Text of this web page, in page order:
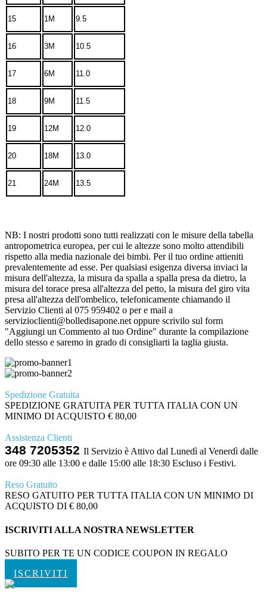
15 1M 9.5
16 3M 10.5
17 6M 11.0
18 9M 11.5
19 12M 12.0
20 18M 13.0
21 24M 13.5
NB: I nostri prodotti sono tutti realizzati con le misure della tabella
antropometrica europea, per cui le altezze sono molto attendibili
rispetto alla media nazionale dei bimbi. Per il tuo ordine attieniti
prevalentemente ad esse. Per qualsiasi esigenza diversa inviaci la
misura dell'altezza, la misura da spalla a spalla presa da dietro, la
misura del torace presa all'altezza del petto, la misura del giro vita
presa all'altezza dell'ombelico, telefonicamente chiamando il
Servizio Clienti al 075 959402 o per e mail a
servizioclienti@bolledisapone.net oppure scrivilo sul form
"Aggiungi un Commento al tuo Ordine" durante la compilazione
dello stesso e saremo in grado di consigliarti la taglia giusta.
Spedizione Gratuita
SPEDIZIONE GRATUITA PER TUTTA ITALIA CON UN
MINIMO DI ACQUISTO € 80,00
Assistenza Clienti
348 7205352 Il Servizio è Attivo dal Lunedì al Venerdì dalle
ore 09:30 alle 13:00 e dalle 15:00 alle 18:30 Escluso i Festivi.
Reso Gratuito
RESO GATUITO PER TUTTA ITALIA CON UN MINIMO DI
ACQUISTO DI € 80,00
ISCRIVITI ALLA NOSTRA NEWSLETTER
SUBITO PER TE UN CODICE COUPON IN REGALO
ISCRIVITI